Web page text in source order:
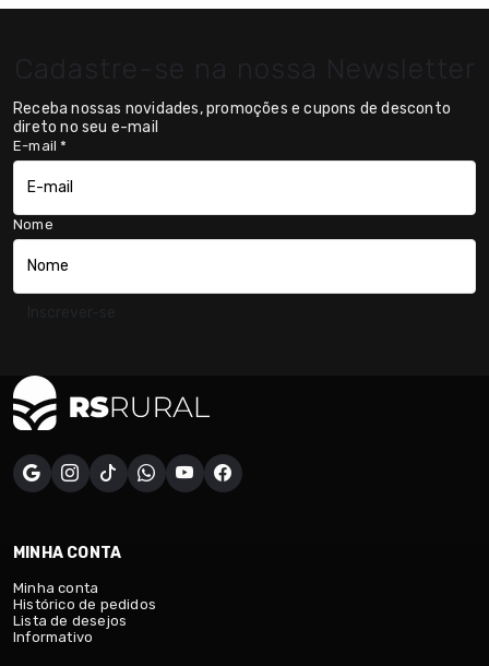
Cadastre-se na nossa Newsletter
Receba nossas novidades, promoções e cupons de desconto
direto no seu e-mail
E-mail*
Nome
MINHA CONTA
Minha conta
Histórico de pedidos
Lista de desejos
Informativo